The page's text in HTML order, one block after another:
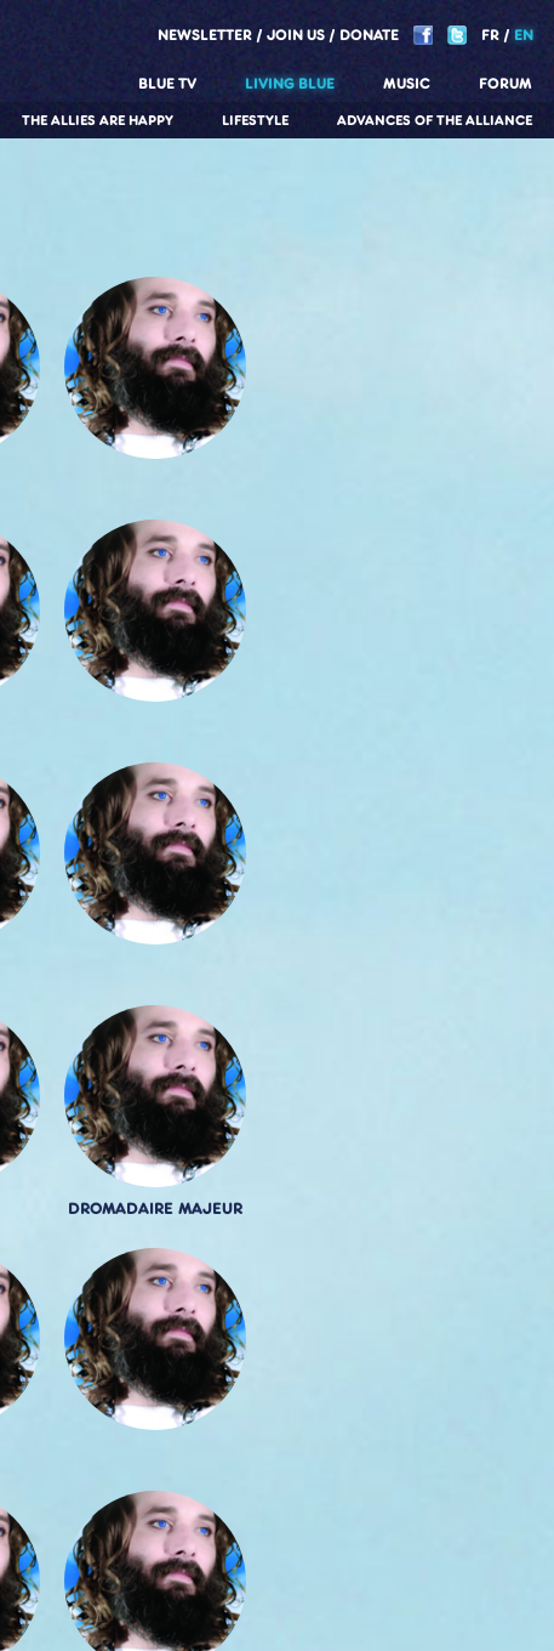
NEWSLETTER JOIN US DONATE FR EN
BLUE TV LIVING BLUE
ADVANCES OF THE ALLIANCE
LIFESTYLE
THE ALLIES ARE HAPPY
MUSIC FORUM
DROMADAIRE MAJEUR